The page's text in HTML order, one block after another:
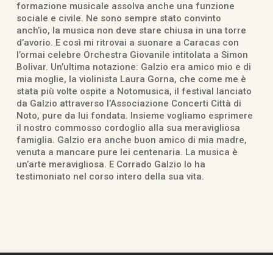
formazione musicale assolva anche una funzione
sociale e civile. Ne sono sempre stato convinto
anch’io, la musica non deve stare chiusa in una torre
d’avorio. E così mi ritrovai a suonare a Caracas con
l’ormai celebre Orchestra Giovanile intitolata a Simon
Bolivar. Un’ultima notazione: Galzio era amico mio e di
mia moglie, la violinista Laura Gorna, che come me è
stata più volte ospite a Notomusica, il festival lanciato
da Galzio attraverso l’Associazione Concerti Città di
Noto, pure da lui fondata. Insieme vogliamo esprimere
il nostro commosso cordoglio alla sua meravigliosa
famiglia. Galzio era anche buon amico di mia madre,
venuta a mancare pure lei centenaria. La musica è
un’arte meravigliosa. E Corrado Galzio lo ha
testimoniato nel corso intero della sua vita.